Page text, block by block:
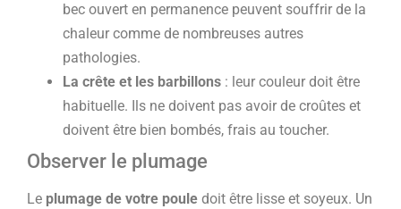
bec ouvert en permanence peuvent souffrir de la
chaleur comme de nombreuses autres
pathologies.
La crête et les barbillons : leur couleur doit être
habituelle. Ils ne doivent pas avoir de croûtes et
doivent être bien bombés, frais au toucher.
Observer le plumage
Le plumage de votre poule doit être lisse et soyeux. Un